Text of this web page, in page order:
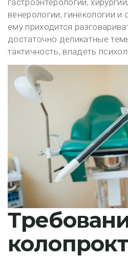
гастроэнтерологии,
венерологии, гинекологии
ему приходится
достаточно деликатные
тактичность, владеть